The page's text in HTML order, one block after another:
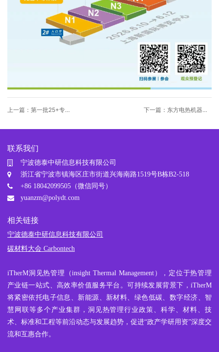
上一篇：第一批25+专家
管理液冷产业大会，聚焦
池、芯片......
下一篇：东方电热机器人
具身智能风口
联系我们
宁波德泰中研信息科技有限公司
浙江省宁波市镇海区庄市街道兴海南路1519号B栋B2-518
+86 18042099505（微信同号）
yuanzm@polydt.com
相关链接
宁波德泰中研信息科技有限公司
碳材料大会 Carbontech
iTherM洞见热管理
（insight Thermal Management），定位于热管理
产业链一站式、高效率价值服务平台。可持续发展背景下，iTherM
将紧密依托电子信息、新能源、新材料、绿色低碳、数字经济、智
慧网联等多个产业集群，洞见热管理行业政策、科学、材料、技
术、标准和工程等前沿动态与发展趋势，促进“政产学研用资”深度交
流和互惠合作。